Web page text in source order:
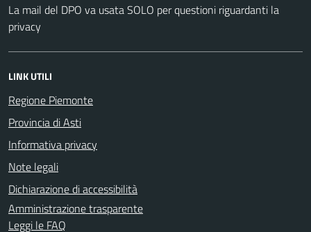
La mail del DPO va usata SOLO per questioni riguardanti la
privacy
LINK UTILI
Regione Piemonte
Provincia di Asti
Informativa privacy
Note legali
Dichiarazione di accessibilità
Amministrazione trasparente
Leggi le FAQ